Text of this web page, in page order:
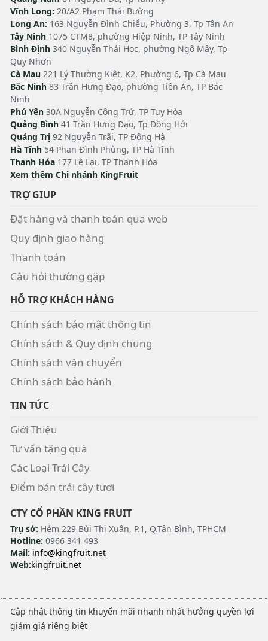
Vĩnh Long: 20/A2 Phạm Thái Bường
Long An: 163 Nguyễn Đình Chiểu, Phường 3, Tp Tân An
Tây Ninh 1075 CTM8, phường Hiệp Ninh, TP Tây Ninh
Bình Định 340 Nguyễn Thái Học, phường Ngô Mây, Tp
Quy Nhơn
Cà Mau 221 Lý Thường Kiệt, K2, Phường 6, Tp Cà Mau
Bắc Ninh 83 Trần Hưng Đạo, phường Tiền An, TP Bắc
Ninh
Phú Yên 30A Nguyễn Công Trứ, TP Tuy Hòa
Quảng Bình 41 Trần Hưng Đạo, Tp Đồng Hới
Quảng Trị 92 Nguyễn Trãi, TP Đông Hà
Hà Tĩnh 54 Phan Đình Phùng, TP Hà Tĩnh
Thanh Hóa 177 Lê Lai, TP Thanh Hóa
Xem thêm Chi nhánh KingFruit
TRỢ GIÚP
Đặt hàng và thanh toán qua web
Quy định giao hàng
Thanh toán
Câu hỏi thường gặp
HỖ TRỢ KHÁCH HÀNG
Chính sách bảo mật thông tin
Chính sách & Quy định chung
Chính sách vận chuyển
Chính sách bảo hành
TIN TỨC
Giới Thiệu
Tư vấn tặng quà
Các Loại Trái Cây
Điểm bán trái cây tươi
CTY CỔ PHẦN KING FRUIT
Trụ sở: Hẻm 229 Bùi Thị Xuân, P.1, Q.Tân Bình, TPHCM
Hotline: 0966 341 493
Mail: info@kingfruit.net
Web:kingfruit.net
Cập nhật thông tin khuyến mãi nhanh nhất hưởng quyền lợi
giảm giá riêng biệt